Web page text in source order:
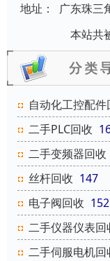
地址：
广东珠三
本站共
自动化工控配件
二手PLC回收
二手变频器回收
丝杆回收 147
电子阀回收 152
二手仪器仪表回
二手伺服电机回